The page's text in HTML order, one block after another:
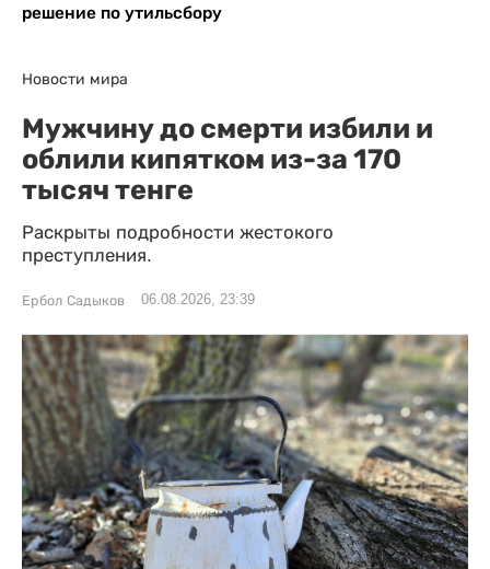
решение по утильсбору
Новости мира
Мужчину до смерти избили и
облили кипятком из-за 170
тысяч тенге
Раскрыты подробности жестокого
преступления.
Ербол Садыков 06.08.2026, 23:39